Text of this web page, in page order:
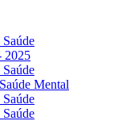
2025
Mental